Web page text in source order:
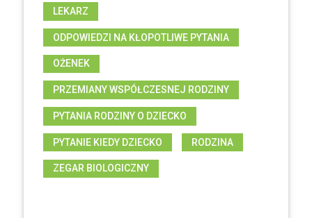
LEKARZ
ODPOWIEDZI NA KŁOPOTLIWE PYTANIA
OŻENEK
PRZEMIANY WSPÓŁCZESNEJ RODZINY
PYTANIA RODZINY O DZIECKO
PYTANIE KIEDY DZIECKO RODZINA
ZEGAR BIOLOGICZNY